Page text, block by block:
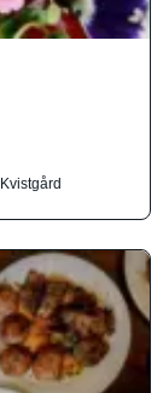
Kvistgård